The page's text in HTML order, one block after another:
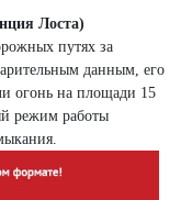
Лоста)
путях за
данным, его
огонь на площади 15
режим работы